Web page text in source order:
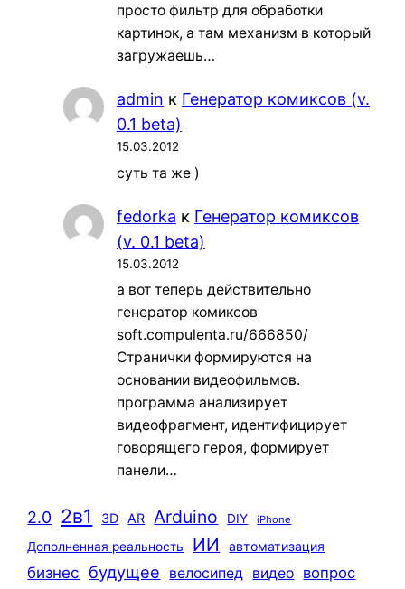
просто фильтр для обработки
картинок, а там механизм в который
загружаешь…
admin к Генератор комиксов (v.
0.1 beta)
15.03.2012
суть та же )
fedorka к Генератор комиксов
(v. 0.1 beta)
15.03.2012
а вот теперь действительно
генератор комиксов
soft.compulenta.ru/666850/
Странички формируются на
основании видеофильмов.
программа анализирует
видеофрагмент, идентифицирует
говорящего героя, формирует
панели…
2.0 2в1 3D AR Arduino DIY iPhone
Дополненная реальность ИИ автоматизация
бизнес будущее велосипед видео вопрос